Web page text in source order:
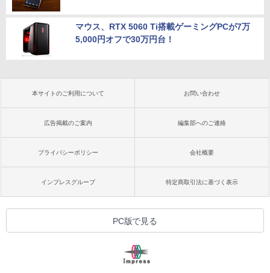
マウス、RTX 5060 Ti搭載ゲーミングPCが7万
5,000円オフで30万円台！
本サイトのご利用について お問い合わせ
広告掲載のご案内 編集部へのご連絡
プライバシーポリシー 会社概要
インプレスグループ 特定商取引法に基づく表示
PC版で見る